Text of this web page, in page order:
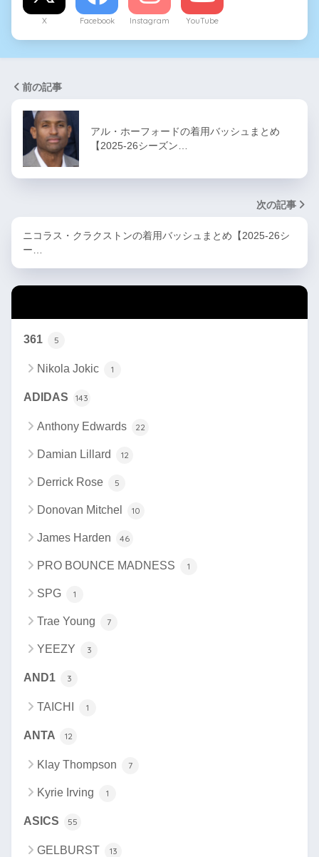
X Facebook Instagram YouTube
前の記事
アル・ホーフォードの着用バッシュまとめ
【2025-26シーズン…
次の記事
ニコラス・クラクストンの着用バッシュまとめ【2025-26シ
ー…
361 5
Nikola Jokic 1
ADIDAS 143
Anthony Edwards 22
Damian Lillard 12
Derrick Rose 5
Donovan Mitchel 10
James Harden 46
PRO BOUNCE MADNESS 1
SPG 1
Trae Young 7
YEEZY 3
AND1 3
TAICHI 1
ANTA 12
Klay Thompson 7
Kyrie Irving 1
ASICS 55
GELBURST 13